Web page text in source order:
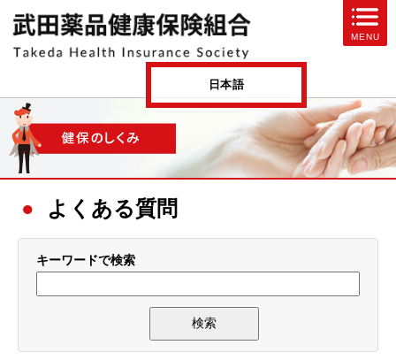
MENU
よくある質問
キーワードで検索
日本語